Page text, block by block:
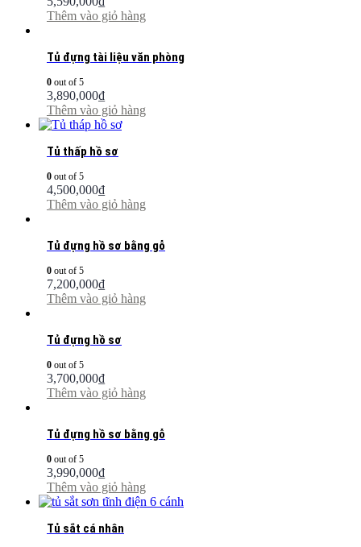
Thêm vào giỏ hàng
Tủ đựng tài liệu văn phòng
0 out of 5
3,890,000₫
Thêm vào giỏ hàng
Tủ thấp hồ sơ
0 out of 5
4,500,000₫
Thêm vào giỏ hàng
Tủ đựng hồ sơ bằng gỗ
0 out of 5
7,200,000₫
Thêm vào giỏ hàng
Tủ đựng hồ sơ
0 out of 5
3,700,000₫
Thêm vào giỏ hàng
Tủ đựng hồ sơ bằng gỗ
0 out of 5
3,990,000₫
Thêm vào giỏ hàng
Tủ sắt cá nhân